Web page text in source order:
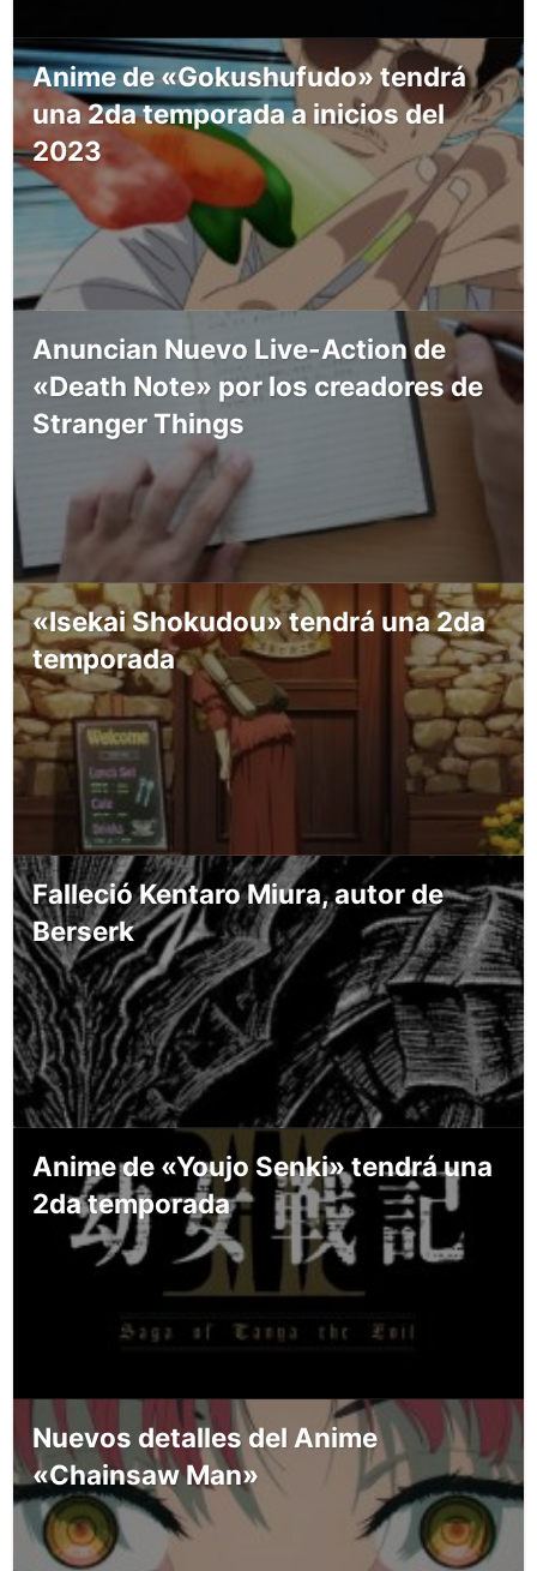
Anime de «Gokushufudo» tendrá
una 2da temporada a inicios del
2023
Anuncian Nuevo Live-Action de
«Death Note» por los creadores de
Stranger Things
«Isekai Shokudou» tendrá una 2da
temporada
Falleció Kentaro Miura, autor de
Berserk
Anime de «Youjo Senki» tendrá una
2da temporada
Nuevos detalles del Anime
«Chainsaw Man»